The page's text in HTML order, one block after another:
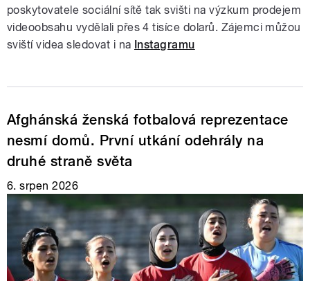
poskytovatele sociální sítě tak svišti na výzkum prodejem
videoobsahu vydělali přes 4 tisíce dolarů. Zájemci můžou
sviští videa sledovat i na Instagramu
Afghánská ženská fotbalová reprezentace
nesmí domů. První utkání odehrály na
druhé straně světa
6. srpen 2026